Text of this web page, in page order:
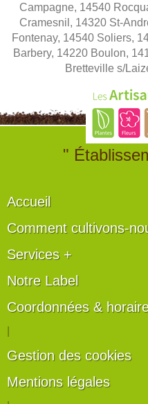
Campagne, 14540
Cramesnil, 14320 St-
Fontenay, 14540 Soliers,
Barbery, 14220 Boulon,
Bretteville s/
"
Accueil
Comment cultivons-
Services +
Notre Label
Coordonnées &
Gestion des cookies
Mentions légales